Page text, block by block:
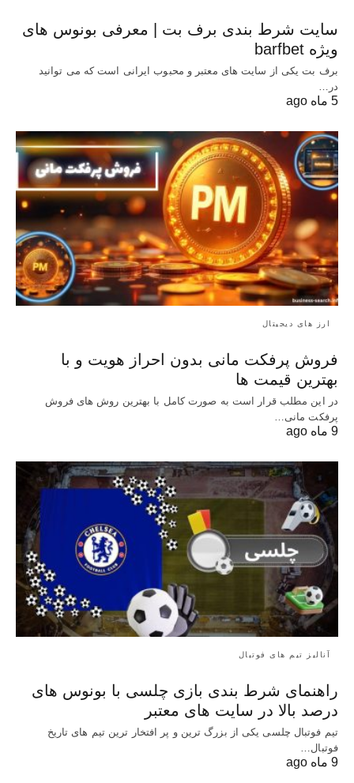
سایت شرط بندی برف بت | معرفی بونوس‌ های
ویژه barfbet
برف بت یکی از سایت های معتبر و محبوب ایرانی است که می توانید
در…
5 ماه ago
ارز های دیجیتال
فروش پرفکت مانی بدون احراز هویت و با
بهترین قیمت ها
در این مطلب قرار است به صورت کامل با بهترین روش‌ های فروش
پرفکت مانی…
9 ماه ago
آنالیز تیم های فوتبال
راهنمای شرط بندی بازی چلسی با بونوس های
درصد بالا در سایت های معتبر
تیم فوتبال چلسی یکی از بزرگ ترین و پر افتخار ترین تیم های تاریخ
فوتبال…
9 ماه ago